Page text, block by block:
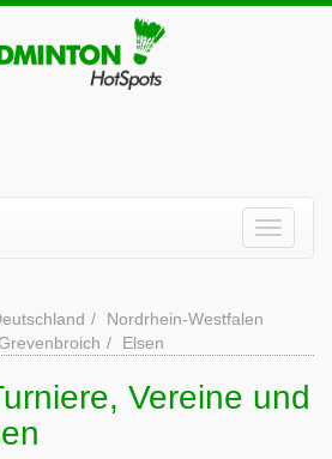
Nordrhein-Westfalen
Elsen
Vereine und